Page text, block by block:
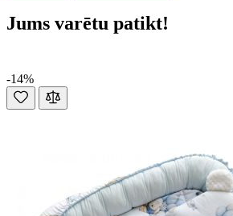
Jums varētu patikt!
-14%